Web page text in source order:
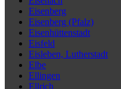
Eisenberg
Eisenberg (Pfalz)
Eisenhüttenstadt
Eisfeld
Eisleben, Lutherstadt
Elbe
Ellingen
Ellrich